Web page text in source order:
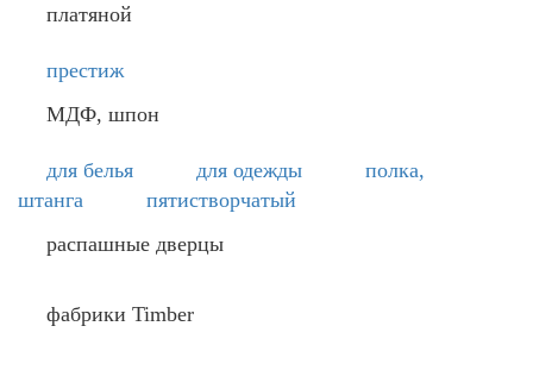
платяной
престиж
МДФ, шпон
для белья для одежды
полка,
штанга
пятистворчатый
распашные дверцы
фабрики Timber